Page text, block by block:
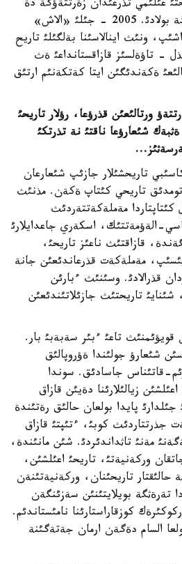
عئلئمي تذرعئدان زةرتتةؤگة دة
دايئندئعئم تئثعئلئقتئ دةؤگة بولادئ. 2005 - جئلئ «الاش»
ونئث اينالاسئنا بةلگئلئ تاريح
- تاؤةلسئز قازاقستانداعئ ةث
ةكةندئگئن ايتا كةتكةنئم ارتئق
ورتالئعئن قذرؤعا، رؤلار تاريحئ
ةثبةك شئعارؤعا ناقتئ نة تذرتكئ
...
تاريحشئلار جازئپ شئعارعان
عئلئمي ةثبةك تةك قانا 5 تومدئق تاريحي كئتاپ ةكةن. مذنئث
مةملةكةتتةردئث
الةؤمةتتئك، اسكةري جاعدايلارئ
قازاقتئث ناعئز تاريحئ،
مةملةكةت قذرعاندئعئن جانة
قذرالادئ. وسئنئث ءبارئن
تاريحتئث جازئلاتئندئعئن
تاعئ ءبئر سةبةبئ بار.
شئعارؤ جولئندا ةؤروپالئق
قاتئناس جاسادئق. سوندا
زيالئلارئنا دةيئن قازاق
پايدا بولعان حالئق رةتئندة
جذرتتاردئث كوبئ، ءتئپتئ قازاق
مةنئ تاثداندئردئ. شئن مانئندة،
وركةنيةتئ، تاريحئ اعئلشئن،
تاريحئنان، وركةنيةتئنةن
بويلايتئنئن سةزئنگةن
كوزقاراستارئنا نامئستاندئم.
السام دةگةن ارمان جةتةگئنة